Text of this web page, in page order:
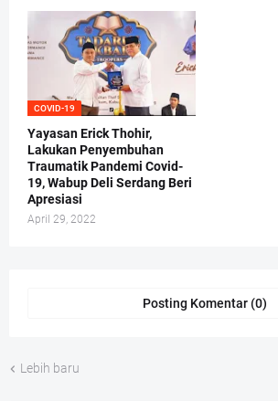
COVID-19
Yayasan Erick Thohir,
Lakukan Penyembuhan
Traumatik Pandemi Covid-
19, Wabup Deli Serdang Beri
Apresiasi
April 29, 2022
Posting Komentar (0)
Lebih baru